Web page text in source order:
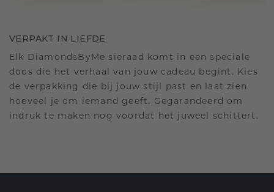
VERPAKT IN LIEFDE
Elk DiamondsByMe sieraad komt in een speciale
doos die het verhaal van jouw cadeau begint. Kies
de verpakking die bij jouw stijl past en laat zien
hoeveel je om iemand geeft. Gegarandeerd om
indruk te maken nog voordat het juweel schittert.